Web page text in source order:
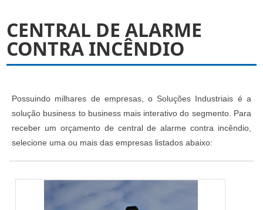
CENTRAL DE ALARME
CONTRA INCÊNDIO
Possuindo milhares de empresas, o Soluções Industriais é a
solução business to business mais interativo do segmento. Para
receber um orçamento de central de alarme contra incêndio,
selecione uma ou mais das empresas listados abaixo: